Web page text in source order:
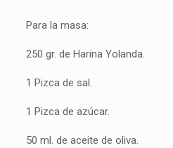
Para la masa:
250 gr. de Harina Yolanda.
1 Pizca de sal.
1 Pizca de azúcar.
50 ml. de aceite de oliva.